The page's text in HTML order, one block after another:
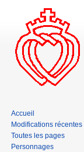
Accueil
Modifications récentes
Toutes les pages
Personnages